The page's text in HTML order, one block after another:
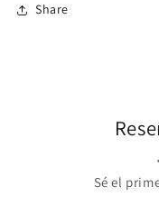
Share
Sé el